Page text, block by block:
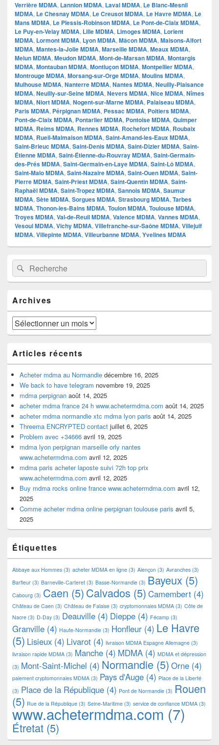
Verrière MDMA, Lannion MDMA, Laval MDMA, Le Blanc-Mesnil
MDMA, Le Chesnay MDMA, Le Creusot MDMA, Le Havre MDMA, Le
Mans MDMA, Le Plessis-Robinson MDMA, Le Pont-de-Claix MDMA,
Le Puy-en-Velay MDMA, Lille MDMA, Limoges MDMA, Lorient
MDMA, Lormont MDMA, Lyon MDMA, Mâcon MDMA, Maisons-Alfort
MDMA, Mantes-la-Jolie MDMA, Marseille MDMA, Meaux MDMA,
Melun MDMA, Meudon MDMA, Mont-de-Marsan MDMA, Montargis
MDMA, Montauban MDMA, Montluçon MDMA, Montpellier MDMA,
Montrouge MDMA, Morsang-sur-Orge MDMA, Moulins MDMA,
Mulhouse MDMA, Nanterre MDMA, Nantes MDMA, Neuilly-Plaisance
MDMA, Neuilly-sur-Seine MDMA, Nevers MDMA, Nice MDMA, Nîmes
MDMA, Niort MDMA, Nogent-sur-Marne MDMA, Palaiseau MDMA,
Paris MDMA, Pérpignan MDMA, Pessac MDMA, Poitiers MDMA,
Pont-de-Claix MDMA, Pontarlier MDMA, Pontoise MDMA, Quimper
MDMA, Reims MDMA, Rennes MDMA, Rochefort MDMA, Roubaix
MDMA, Rueil-Malmaison MDMA, Saint-Amand-les-Eaux MDMA,
Saint-Brieuc MDMA, Saint-Denis MDMA, Saint-Dizier MDMA, Saint-
Étienne MDMA, Saint-Étienne-du-Rouvray MDMA, Saint-Germain-
des-Prés MDMA, Saint-Germain-en-Laye MDMA, Saint-Lô MDMA,
Saint-Malo MDMA, Saint-Nazaire MDMA, Saint-Ouen MDMA, Saint-
Pierre MDMA, Saint-Priest MDMA, Saint-Quentin MDMA, Saint-
Raphaël MDMA, Saint-Tropez MDMA, Sannois MDMA, Saumur
MDMA, Sète MDMA, Sorgues MDMA, Strasbourg MDMA, Tarbes
MDMA, Thonon-les-Bains MDMA, Toulon MDMA, Toulouse MDMA,
Troyes MDMA, Val-de-Reuil MDMA, Valence MDMA, Vannes MDMA,
Vesoul MDMA, Vichy MDMA, Villefranche-sur-Saône MDMA, Villejuif
MDMA, Villepinte MDMA, Villeurbanne MDMA, Yvelines MDMA
Zone
principale
de
widget
barre
latérale
Recherche :Rechercher
Archives
Archives
Articles récents
Acheter mdma au Normandie décembre 16, 2025
We back to have telegram novembre 19, 2025
mdma perpignan août 14, 2025
acheter mdma france 24 h www.achetermdma.com août 14, 2025
acheter mdma normandie xtc mdma lyon paris août 14, 2025
Threema ENCRYPTED contact juillet 6, 2025
Problem avec +34666 avril 19, 2025
mdma lyon perpignan marseille orly nantes
www.achetermdma.com avril 12, 2025
mdma paris acheter laposte suivi 72h top prix
www.achetermdma.com avril 12, 2025
Buy mdma rocks online france www.achetermdma.com avril 12,
2025
Comme acheter mdma online perpignan toulouse paris avril 5,
2025
Étiquettes
Abbaye aux Hommes (3) acheter MDMA en ligne (3) Alençon (3) Avranches (3)
Barfleur (3) Barneville-Carteret (3) Basse-Normandie (3) Bayeux (5)
Cabourg (3) Caen (5)Calvados (5) Camembert (4)
Château de Caen (3) Château de Falaise (3) cryptomonnaies MDMA (3) Côte de
Nacre (3) D-Day (3) Deauville (4) Dieppe (4) Fécamp (3)
Granville (4) Haute-Normandie (3) Honfleur (4) Le Havre
(5) Lisieux (4) Livarot (4) livraison MDMA Espagne Allemagne (3)
livraison rapide MDMA (3) Manche (4) MDMA (4) MDMA et dépression
(3) Mont-Saint-Michel (4) Normandie (5) Orne (4)
paiement cryptomonnaies MDMA (3) Pays d'Auge (4) Place de la Liberté
(3) Place de la République (4) Pont de Normandie (3) Rouen
(5) Rue de la République (3) Seine-Maritime (3) service de confiance MDMA (3)
www.achetermdma.com (7)
Étretat (5)